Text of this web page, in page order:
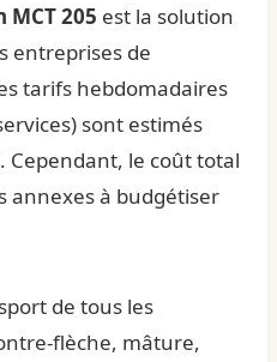
205 est la solution
entreprises de
tarifs hebdomadaires
sont estimés
. Cependant, le coût total
annexes à budgétiser
de tous les
flèche, mâture,